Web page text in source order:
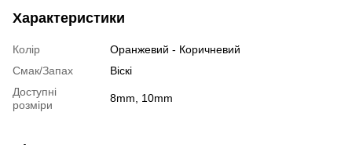
Характеристики
Колір
Оранжевий - Коричневий
Смак/Запах
Віскі
Доступні
розміри
8mm, 10mm